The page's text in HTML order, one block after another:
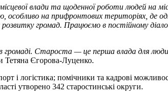
влади та щоденної роботи людей
на прифронтових територіях, де
громад. Працюємо в постійному
Староста — це перша влада для
Тетяна Єгорова-Луценко.
помічники та кадрові
утворено 342 старостинські округи.